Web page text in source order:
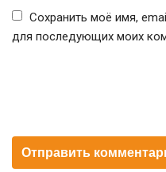
Сохранить моё имя,
для последующих моих